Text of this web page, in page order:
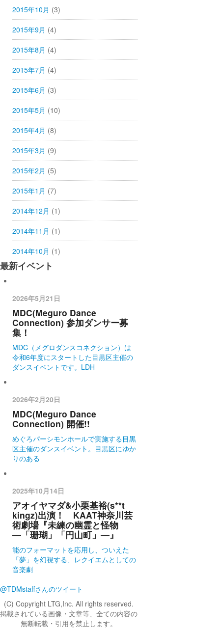
2015年10月 (3)
2015年9月 (4)
2015年8月 (4)
2015年7月 (4)
2015年6月 (3)
2015年5月 (10)
2015年4月 (8)
2015年3月 (9)
2015年2月 (5)
2015年1月 (7)
2014年12月 (1)
2014年11月 (1)
2014年10月 (1)
最新イベント
2026年5月21日
MDC(Meguro Dance
Connection) 参加ダンサー募
集！
MDC（メグロダンスコネクション）は
令和6年度にスタートした目黒区主催の
ダンスイベントです。LDH
2026年2月20日
MDC(Meguro Dance
Connection) 開催!!
めぐろパーシモンホールで実施する目黒
区主催のダンスイベント。目黒区にゆか
りのある
2025年10月14日
アオイヤマダ&小栗基裕(s**t
kingz)出演！ KAAT神奈川芸
術劇場『未練の幽霊と怪物
―「珊瑚」「円山町」―』
能のフォーマットを応用し、ついえた
「夢」を幻視する、レクイエムとしての
音楽劇
@TDMstaffさんのツイート
(C) Copyright LTG,Inc. All rights reserved.
掲載されている画像・文章等、全ての内容の
無断転載・引用を禁止します。